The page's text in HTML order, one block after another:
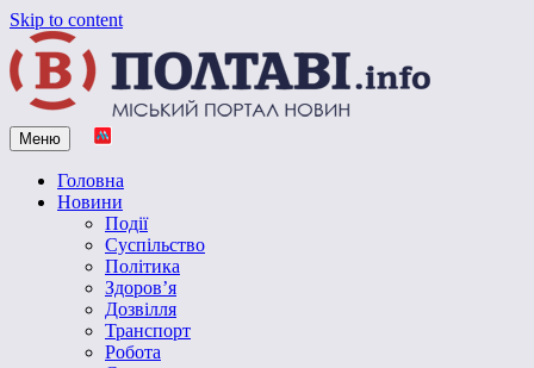
Skip to content
Vpoltave.info
Полтавський портал новин
Меню
Головна
Новини
Події
Суспільство
Політика
Здоров’я
Дозвілля
Транспорт
Робота